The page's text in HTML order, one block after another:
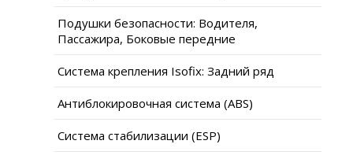
Подушки безопасности: Водителя,
Пассажира, Боковые передние
Система крепления Isofix: Задний ряд
Антиблокировочная система (ABS)
Система стабилизации (ESP)